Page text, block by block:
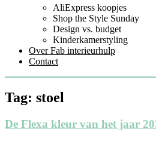
AliExpress koopjes
Shop the Style Sunday
Design vs. budget
Kinderkamerstyling
Over Fab interieurhulp
Contact
Tag: stoel
De Flexa kleur van het jaar